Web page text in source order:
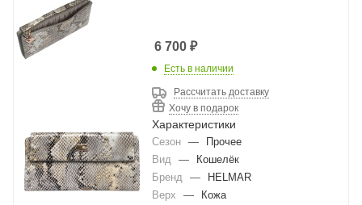
6 700₽
Есть в наличии
Рассчитать доставку
Хочу в подарок
Характеристики
Сезон —
Прочее
Вид
—
Кошелёк
Бренд
—
HELMAR
Верх
—
Кожа